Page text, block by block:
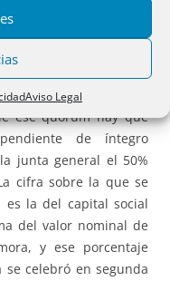
Aviso Legal
de las acciones
Según esta
analizado concurriría
de la junta
ese quórum hay que
de íntegro
junta general el 50%
cifra sobre la que se
la del capital social
del valor nominal de
y ese porcentaje
celebró en segunda